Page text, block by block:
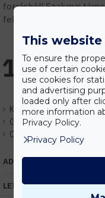
forrásból! Szakmai
feltételek.
Készlet: Raktáron
Gyártó:Optonica
Cikkszám:
EHOP7456
11.119
ADATOK
LEÍRÁS
This
To ensure the
use of certain
use cookies for
and advertising
loaded only after
more information
Privacy Policy.
Privacy Policy